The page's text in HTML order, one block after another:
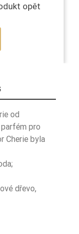
opět
od
pro
Cherie byla
dřevo,